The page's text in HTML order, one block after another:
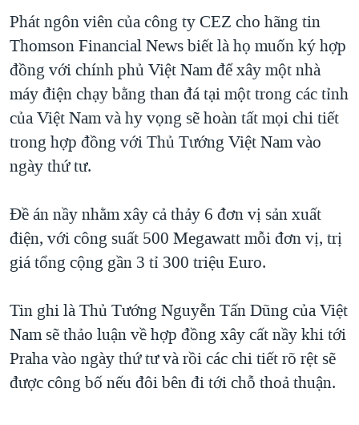
tới
"Tìm"
VẠCH TRẦN TIN GIẢ
NGƯỜI VIỆT HẢI NGOẠI
ĐỜI SỐNG
KINH TẾ
KHOA HỌC
SỨC KHOẺ
THỂ THAO
GIÁO DỤC
CHIẾN TRANH THƯƠNG MẠI CỦA MỸ: QUÁ KHỨ VÀ HIỆN
HÀNH TRÌNH BẦU CỬ 2024
MỘT NĂM CHIẾN TRANH TẠI DẢI GAZA
GIẢI MÃ VÀNH ĐAI & CON ĐƯỜNG
NGÀY TỊ NẠN THẾ GIỚI
TRỊNH VĨNH BÌNH - NGƯỜI HẠ 'BÊN THẮNG CUỘC'
GROUND ZERO – XƯA VÀ NAY
CHI PHÍ CHIẾN TRANH AFGHANISTAN
CÁC GIÁ TRỊ CỘNG HÒA Ở VIỆT NAM
TRỊNH VĨNH BÌNH VS. CHÍNH PHỦ VIỆT NAM
NGƯ DÂN VIỆT VÀ LÀN SÓNG TRỘM HẢI SÂM
BÊN KIA QUỐC LỘ: TIẾNG VỌNG TỪ NÔNG THÔN MỸ
HỌC TIẾNG ANH
VIDEO
NGHE
MẠNG XÃ HỘI
Phát ngôn viên của công ty CEZ cho hãng tin
Thomson Financial News biết là họ muốn ký hợp
đồng với chính phủ Việt Nam để xây một nhà
máy điện chạy bằng than đá tại một trong các tỉnh
của Việt Nam và hy vọng sẽ hoàn tất mọi chi tiết
trong hợp đồng với Thủ Tướng Việt Nam vào
ngày thứ tư.
Đề án nầy nhằm xây cả thảy 6 đơn vị sản xuất
điện, với công suất 500 Megawatt mỗi đơn vị, trị
giá tổng cộng gần 3 tỉ 300 triệu Euro.
Tin ghi là Thủ Tướng Nguyễn Tấn Dũng của Việt
Nam sẽ thảo luận về hợp đồng xây cất nầy khi tới
Praha vào ngày thứ tư và rồi các chi tiết rõ rệt sẽ
được công bố nếu đôi bên đi tới chỗ thoả thuận.